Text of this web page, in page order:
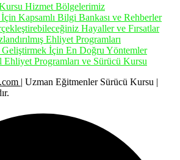
Hizmet Bölgelerimiz
Kapsamlı Bilgi Bankası ve Rehberler
Hayaller ve Fırsatlar
Ehliyet Programları
Geliştirmek İçin En Doğru Yöntemler
Programları ve Sürücü Kursu
| Uzman Eğitmenler Sürücü Kursu |